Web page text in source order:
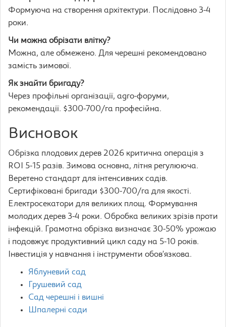
Формуюча на створення архітектури. Послідовно 3-4
роки.
Чи можна обрізати влітку?
Можна, але обмежено. Для черешні рекомендовано
замість зимової.
Як знайти бригаду?
Через профільні організації, agro-форуми,
рекомендації. $300-700/га професійна.
Висновок
Обрізка плодових дерев 2026 критична операція з
ROI 5-15 разів. Зимова основна, літня регулююча.
Веретено стандарт для інтенсивних садів.
Сертифіковані бригади $300-700/га для якості.
Електросекатори для великих площ. Формування
молодих дерев 3-4 роки. Обробка великих зрізів проти
інфекцій. Грамотна обрізка визначає 30-50% урожаю
і подовжує продуктивний цикл саду на 5-10 років.
Інвестиція у навчання і інструменти обов’язкова.
Яблуневий сад
Грушевий сад
Сад черешні і вишні
Шпалерні сади